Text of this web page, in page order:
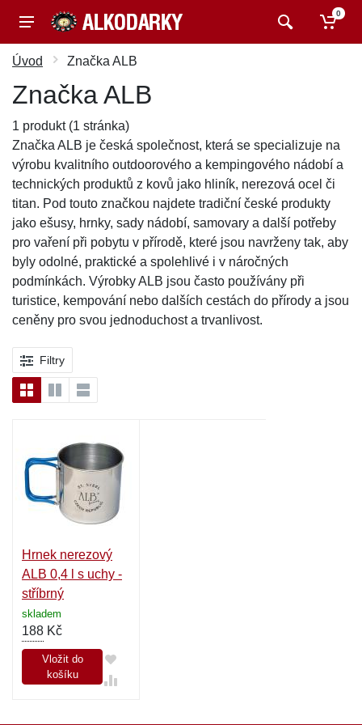
0
Úvod Značka ALB
Značka ALB
1 produkt (1 stránka)
Značka ALB je česká společnost, která se specializuje na
výrobu kvalitního outdoorového a kempingového nádobí a
technických produktů z kovů jako hliník, nerezová ocel či
titan. Pod touto značkou najdete tradiční české produkty
jako ešusy, hrnky, sady nádobí, samovary a další potřeby
pro vaření při pobytu v přírodě, které jsou navrženy tak, aby
byly odolné, praktické a spolehlivé i v náročných
podmínkách. Výrobky ALB jsou často používány při
turistice, kempování nebo dalších cestách do přírody a jsou
ceněny pro svou jednoduchost a trvanlivost.
Filtry
Hrnek nerezový
ALB 0,4 l s uchy -
stříbrný
skladem
188 Kč
Vložit do
košíku